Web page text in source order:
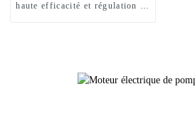
haute efficacité et régulation de